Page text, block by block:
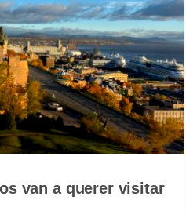
van a querer visitar